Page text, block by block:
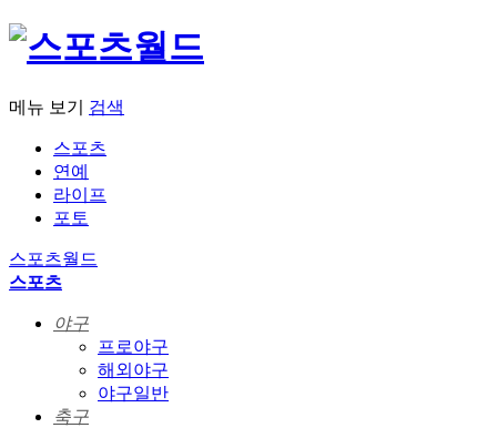
메뉴 보기 검색
스포츠
연예
라이프
포토
스포츠월드
스포츠
야구
프로야구
해외야구
야구일반
축구